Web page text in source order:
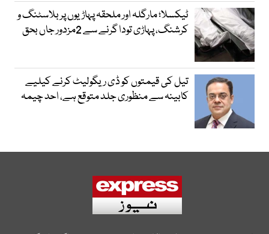
ٹیکسلا؛ مارگلہ اور ملحقہ پہاڑیوں پر بلاسٹنگ و
کرشنگ، پہاڑی تودا گرنے سے 2مزدور جاں بحق
تیل کی قیمتوں کو ڈی ریگولیٹ کرنے کیلیے
کابینہ سے منظوری جلد متوقع ہے، احد چیمہ